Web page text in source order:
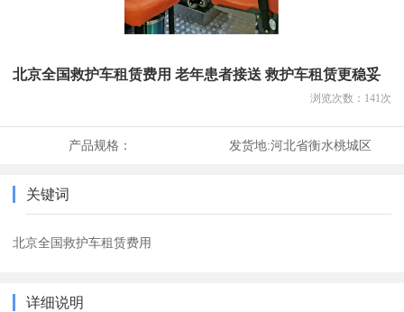
北京全国救护车租赁费用 老年患者接送 救护车租赁更稳妥
浏览次数： 141次
产品规格： 发货地:河北省衡水桃城区
关键词
北京全国救护车租赁费用
详细说明